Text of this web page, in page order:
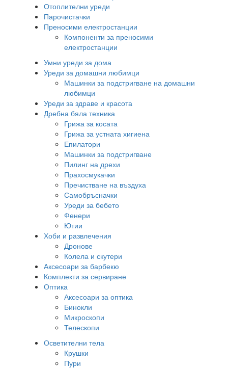
Отоплителни уреди
Парочистачки
Преносими електростанции
Компоненти за преносими
електростанции
Умни уреди за дома
Уреди за домашни любимци
Машинки за подстригване на домашни
любимци
Уреди за здраве и красота
Дребна бяла техника
Грижа за косата
Грижа за устната хигиена
Епилатори
Машинки за подстригване
Пилинг на дрехи
Прахосмукачки
Пречистване на въздуха
Самобръсначки
Уреди за бебето
Фенери
Ютии
Хоби и развлечения
Дронове
Колела и скутери
Аксесоари за барбекю
Комплекти за сервиране
Оптика
Аксесоари за оптика
Бинокли
Микроскопи
Телескопи
Осветителни тела
Крушки
Пури